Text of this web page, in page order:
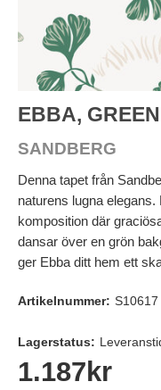
EBBA, GREEN
SANDBERG
Denna tapet från
naturens lugna
komposition där
dansar över en grön
ger Ebba ditt hem ett
Artikelnummer: S10617
Lagerstatus:
1.187 kr